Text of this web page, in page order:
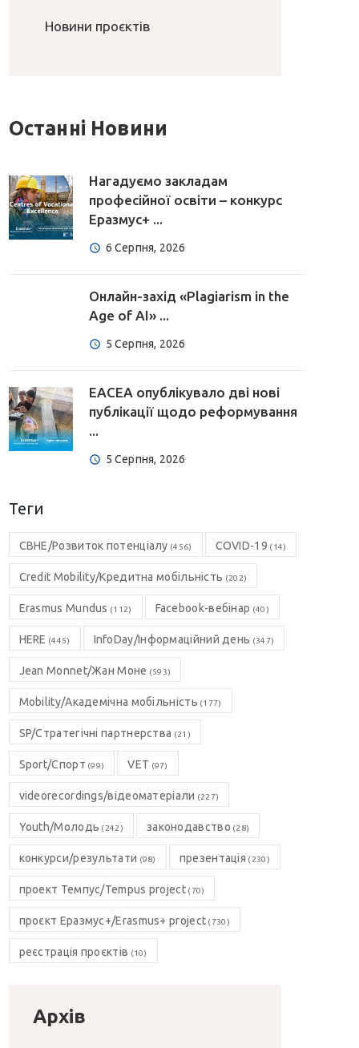
Новини проєктів
Останні Новини
Нагадуємо закладам
професійної освіти – конкурс
Еразмус+ ...
6 Серпня, 2026
Онлайн-захід «Plagiarism in the
Age of AI» ...
5 Серпня, 2026
EACEA опублікувало дві нові
публікації щодо реформування
...
5 Серпня, 2026
Теги
CBHE/Розвиток потенціалу (456) COVID-19 (14)
Credit Mobility/Кредитна мобільність (202)
Erasmus Mundus (112) Facebook-вебінар (40)
HERE (445) InfoDay/Інформаційний день (347)
Jean Monnet/Жан Моне (593)
Mobility/Академічна мобільність (177)
SP/Стратегічні партнерства (21)
Sport/Спорт (99) VET (97)
videorecordings/відеоматеріали (227)
Youth/Молодь (242) законодавство (28)
конкурси/результати (98) презентація (230)
проект Темпус/Tempus project(70)
проєкт Еразмус+/Erasmus+ project (730)
реєстрація проєктів (10)
Архів